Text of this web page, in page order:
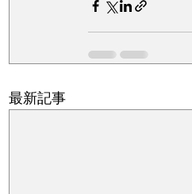
最新記事